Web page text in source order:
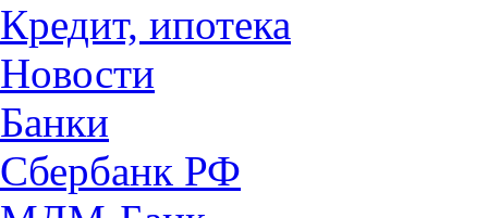
Кредит, ипотека
Новости
Банки
Сбербанк РФ